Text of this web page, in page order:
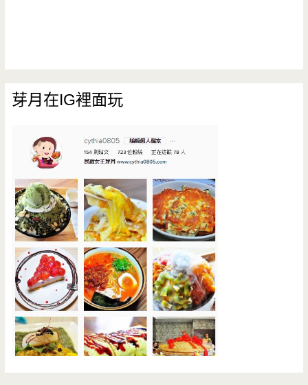
芽月在IG裡面玩